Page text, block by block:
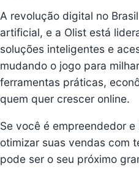
A revolução digital no
artificial, e a Olist está
soluções inteligentes e
mudando o jogo para
ferramentas práticas,
quem quer crescer online.
Se você é empreendedor
otimizar suas vendas com
pode ser o seu próximo